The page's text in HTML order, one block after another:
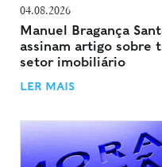
04.08.2026
Manuel Bragança
assinam artigo sobre
setor imobiliário
LER MAIS